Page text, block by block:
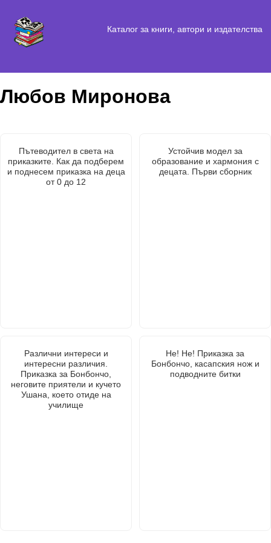
Каталог за книги, автори и издателства
Любов Миронова
Пътеводител в света на
приказките. Как да подберем
и поднесем приказка на деца
от 0 до 12
Устойчив модел за
образование и хармония с
децата. Първи сборник
Различни интереси и
интересни различия.
Приказка за Бонбончо,
неговите приятели и кучето
Ушана, което отиде на
училище
Не! Не! Приказка за
Бонбончо, касапския нож и
подводните битки